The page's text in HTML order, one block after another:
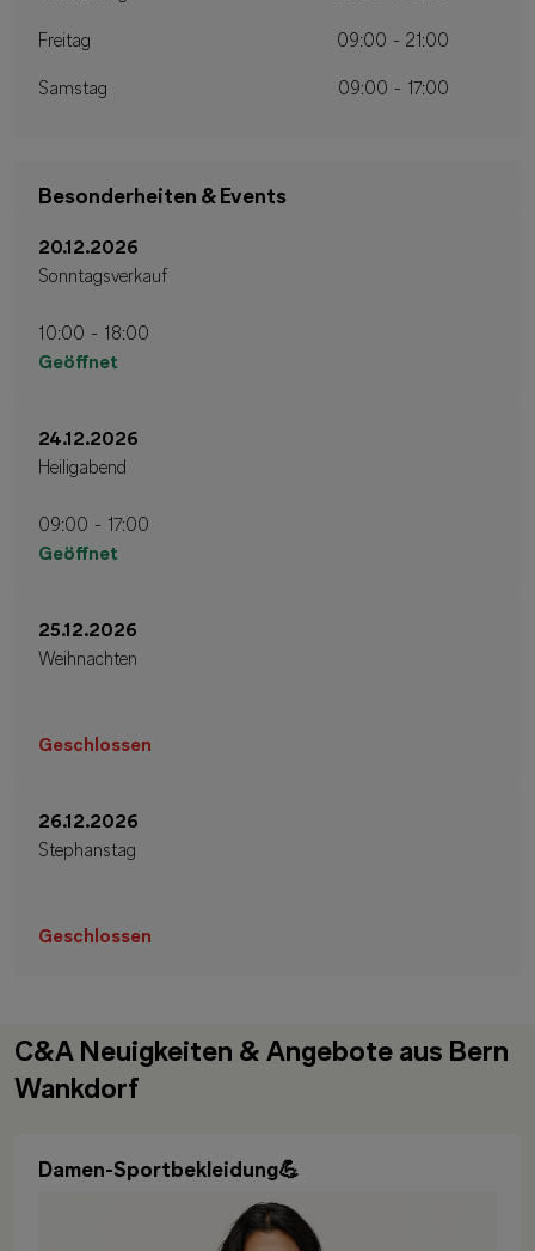
Freitag 09:00 - 21:00
Samstag 09:00 - 17:00
Besonderheiten & Events
20.12.2026
Sonntagsverkauf
10:00 - 18:00
Geöffnet
24.12.2026
Heiligabend
09:00 - 17:00
Geöffnet
25.12.2026
Weihnachten
Geschlossen
26.12.2026
Stephanstag
Geschlossen
C&A Neuigkeiten & Angebote aus Bern
Wankdorf
Damen-Sportbekleidung💪